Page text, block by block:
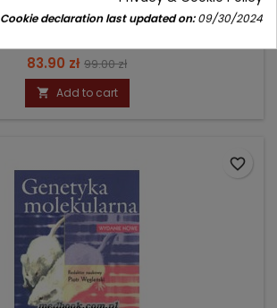
Author: Jane Nicklin
Price
83.90 zł Regular
price
99.00 zł
 Add to cart
favorite_border
Cookie declaration last updated on:09/30/2024